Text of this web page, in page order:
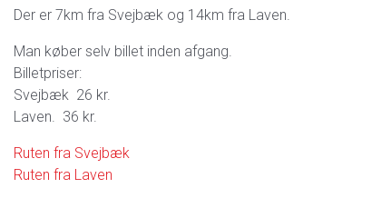
Der er 7km fra Svejbæk og 14km fra Laven.
Man køber selv billet inden afgang.
Billetpriser:
Svejbæk 26 kr.
Laven. 36 kr.
Ruten fra Svejbæk
Ruten fra Laven